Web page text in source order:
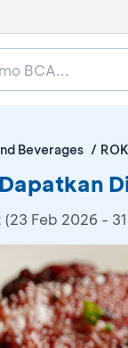
Beverages
Feb 2026 -